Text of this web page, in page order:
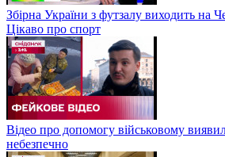
Збірна України з футзалу виходить на
Цікаво про спорт
Відео про допомогу військовому
небезпечно